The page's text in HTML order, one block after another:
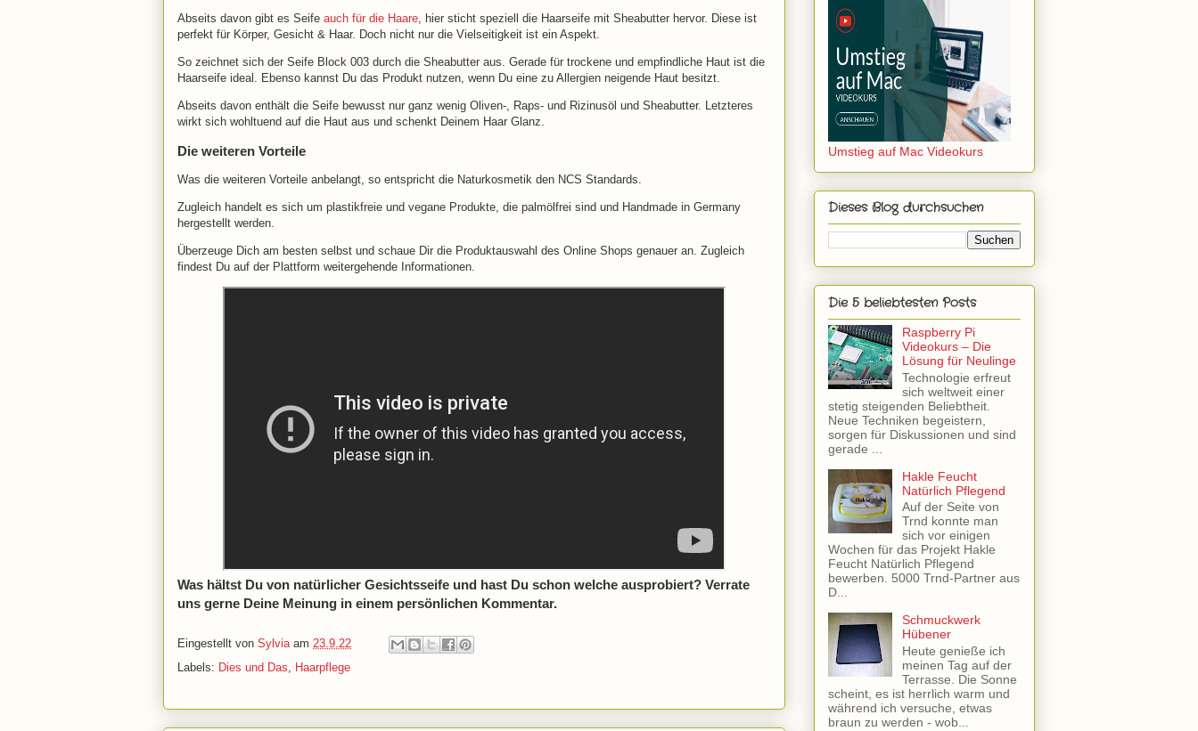
Abseits davon gibt es Seife auch für die Haare, hier sticht speziell die Haarseife mit Sheabutter hervor. Diese ist
perfekt für Körper, Gesicht & Haar. Doch nicht nur die Vielseitigkeit ist ein Aspekt.
So zeichnet sich der Seife Block 003 durch die Sheabutter aus. Gerade für trockene und empfindliche Haut ist die
Haarseife ideal. Ebenso kannst Du das Produkt nutzen, wenn Du eine zu Allergien neigende Haut besitzt.
Abseits davon enthält die Seife bewusst nur ganz wenig Oliven-, Raps- und Rizinusöl und Sheabutter. Letzteres
wirkt sich wohltuend auf die Haut aus und schenkt Deinem Haar Glanz.
Die weiteren Vorteile
Was die weiteren Vorteile anbelangt, so entspricht die Naturkosmetik den NCS Standards.
Zugleich handelt es sich um plastikfreie und vegane Produkte, die palmölfrei sind und Handmade in Germany
hergestellt werden.
Überzeuge Dich am besten selbst und schaue Dir die Produktauswahl des Online Shops genauer an. Zugleich
findest Du auf der Plattform weitergehende Informationen.
Was hältst Du von natürlicher Gesichtsseife und hast Du schon welche ausprobiert? Verrate
uns gerne Deine Meinung in einem persönlichen Kommentar.
Eingestellt von Sylvia am 23.9.22
Labels: Dies und Das, Haarpflege
Umstieg auf Mac Videokurs
Dieses Blog durchsuchen
Die 5 beliebtesten Posts
Raspberry Pi
Videokurs – Die
Lösung für Neulinge
Technologie erfreut
sich weltweit einer
stetig steigenden Beliebtheit.
Neue Techniken begeistern,
sorgen für Diskussionen und sind
gerade ...
Hakle Feucht
Natürlich Pflegend
Auf der Seite von
Trnd konnte man
sich vor einigen
Wochen für das Projekt Hakle
Feucht Natürlich Pflegend
bewerben. 5000 Trnd-Partner aus
D...
Schmuckwerk
Hübener
Heute genieße ich
meinen Tag auf der
Terrasse. Die Sonne
scheint, es ist herrlich warm und
während ich versuche, etwas
braun zu werden - wob...